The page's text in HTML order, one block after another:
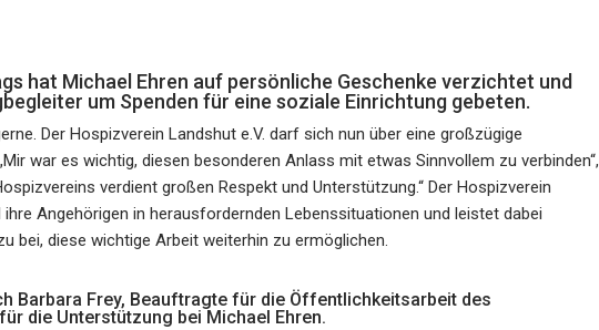
hat Michael Ehren auf persönliche Geschenke verzichtet und
um Spenden für eine soziale Einrichtung gebeten.
Der Hospizverein Landshut e.V. darf sich nun über eine großzügige
war es wichtig, diesen besonderen Anlass mit etwas Sinnvollem zu verbinden“,
verdient großen Respekt und Unterstützung.“ Der Hospizverein
Angehörigen in herausfordernden Lebenssituationen und leistet dabei
bei, diese wichtige Arbeit weiterhin zu ermöglichen.
Barbara Frey, Beauftragte für die Öffentlichkeitsarbeit des
die Unterstützung bei Michael Ehren.